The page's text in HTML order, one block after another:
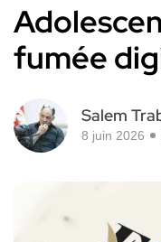
fumée
Salem
8 juin 2026